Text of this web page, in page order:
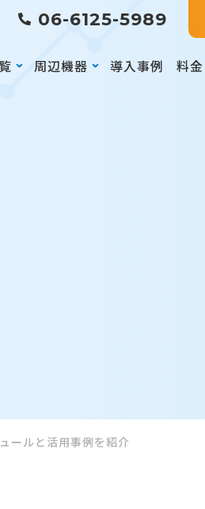
06-6125-5989
周辺機器 導入事例 料金
ールと活用事例を紹介